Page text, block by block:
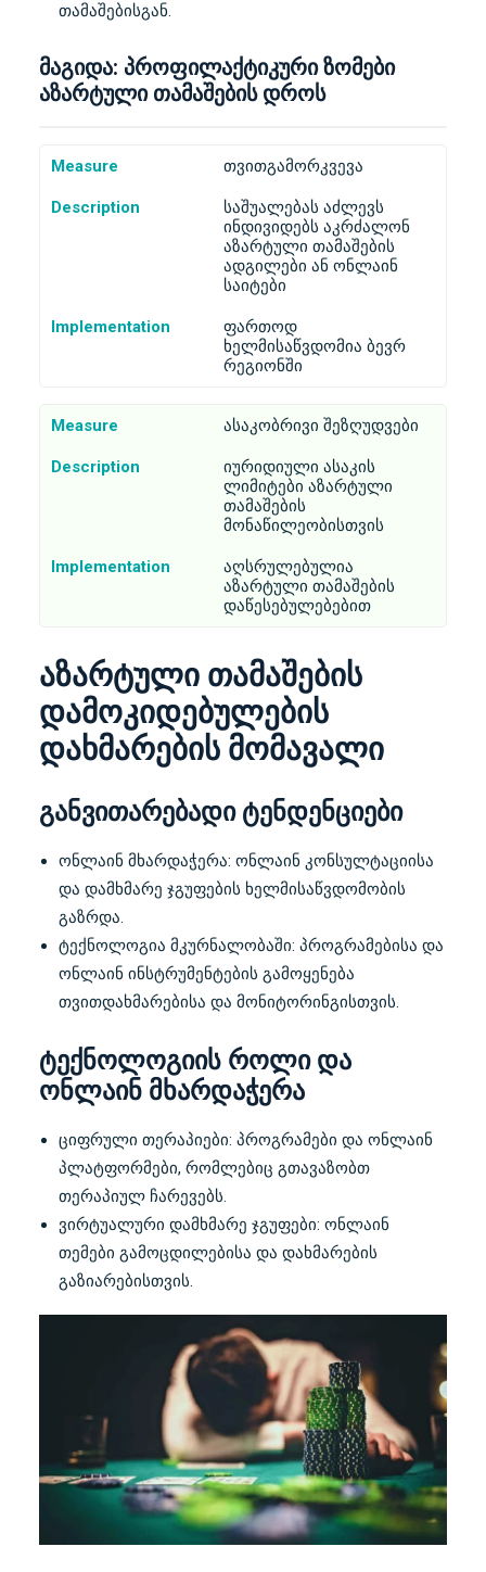
თამაშებისგან.
მაგიდა: პროფილაქტიკური ზომები
აზარტული თამაშების დროს
Measure თვითგამორკვევა
Description
საშუალებას აძლევს
ინდივიდებს აკრძალონ
აზარტული თამაშების
ადგილები ან ონლაინ
საიტები
Implementation
ფართოდ
ხელმისაწვდომია ბევრ
რეგიონში
Measure ასაკობრივი შეზღუდვები
Description
იურიდიული ასაკის
ლიმიტები აზარტული
თამაშების
მონაწილეობისთვის
Implementation
აღსრულებულია
აზარტული თამაშების
დაწესებულებებით
აზარტული თამაშების
დამოკიდებულების
დახმარების მომავალი
განვითარებადი ტენდენციები
ონლაინ მხარდაჭერა: ონლაინ კონსულტაციისა
და დამხმარე ჯგუფების ხელმისაწვდომობის
გაზრდა.
ტექნოლოგია მკურნალობაში: პროგრამებისა და
ონლაინ ინსტრუმენტების გამოყენება
თვითდახმარებისა და მონიტორინგისთვის.
ტექნოლოგიის როლი და
ონლაინ მხარდაჭერა
ციფრული თერაპიები: პროგრამები და ონლაინ
პლატფორმები, რომლებიც გთავაზობთ
თერაპიულ ჩარევებს.
ვირტუალური დამხმარე ჯგუფები: ონლაინ
თემები გამოცდილებისა და დახმარების
გაზიარებისთვის.